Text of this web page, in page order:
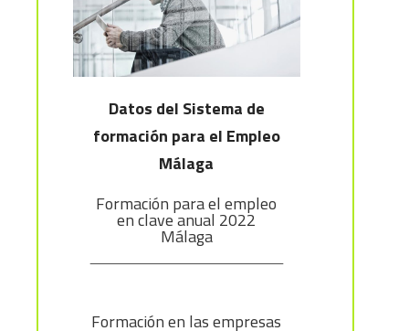
Datos del Sistema de
formación para el Empleo
Málaga
Formación para el empleo
en clave anual 2022
Málaga
Formación en las empresas